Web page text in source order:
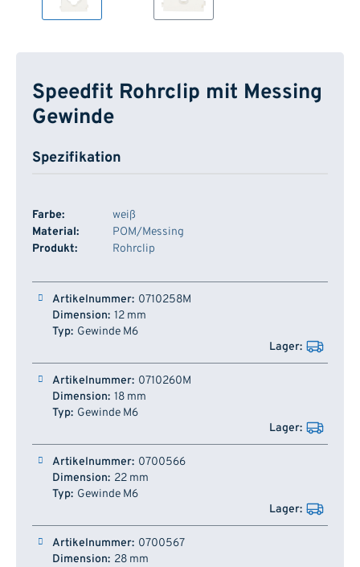
Speedfit Rohrclip mit Messing
Gewinde
Spezifikation
Farbe:
weiß
Material:
POM/Messing
Produkt:
Rohrclip
Artikelnummer Dimension
0710258M
12 mm
Gewinde M6
0710260M
18 mm
Gewinde M6
0700566
22 mm
Gewinde M6
0700567
28 mm